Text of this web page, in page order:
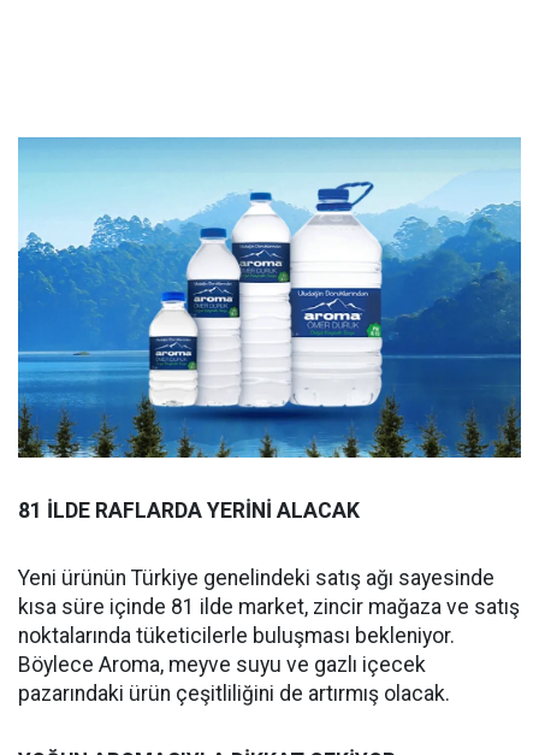
81 İLDE RAFLARDA YERİNİ ALACAK
Yeni ürünün Türkiye genelindeki satış ağı sayesinde
kısa süre içinde 81 ilde market, zincir mağaza ve satış
noktalarında tüketicilerle buluşması bekleniyor.
Böylece Aroma, meyve suyu ve gazlı içecek
pazarındaki ürün çeşitliliğini de artırmış olacak.